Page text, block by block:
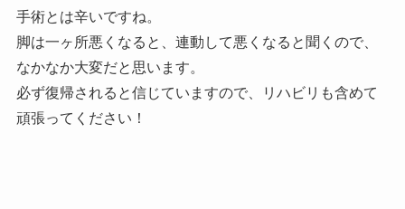
手術とは辛いですね。
脚は一ヶ所悪くなると、連動して悪くなると聞くので、
なかなか大変だと思います。
必ず復帰されると信じていますので、リハビリも含めて
頑張ってください！